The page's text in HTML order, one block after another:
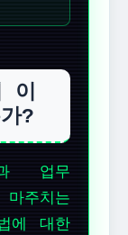
이
?
업무
치는
에 대한